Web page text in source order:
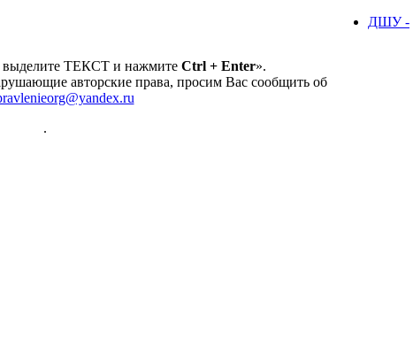
выделите ТЕКСТ и нажмите Ctrl + Enter».
авторские права, просим Вас сообщить об
.
ДШУ -